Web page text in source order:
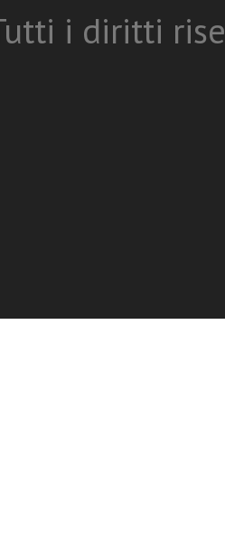
i diritti